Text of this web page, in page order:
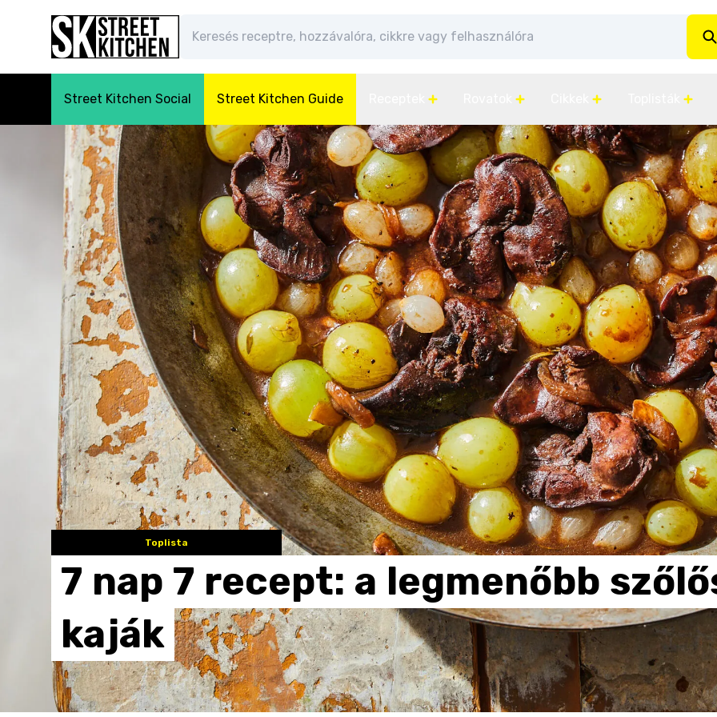
Street Kitchen Social Street Kitchen Guide
Toplista
7 nap 7 recept: a legmenőbb
kaják